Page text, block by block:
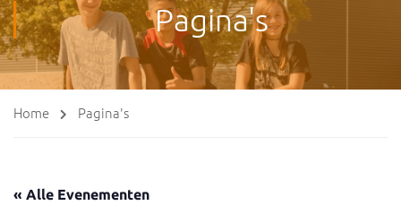
Pagina's
Home Pagina's
« Alle Evenementen